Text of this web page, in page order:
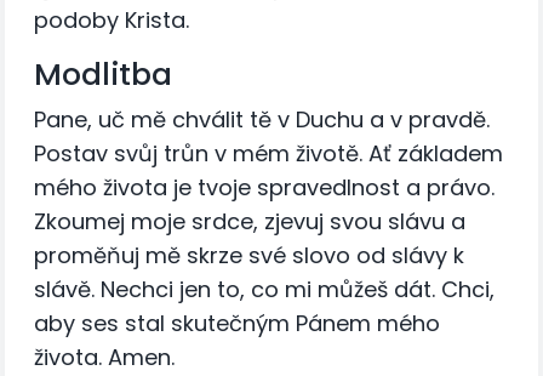
podoby Krista.
Modlitba
Pane, uč mě chválit tě v Duchu a v pravdě.
Postav svůj trůn v mém životě. Ať základem
mého života je tvoje spravedlnost a právo.
Zkoumej moje srdce, zjevuj svou slávu a
proměňuj mě skrze své slovo od slávy k
slávě. Nechci jen to, co mi můžeš dát. Chci,
aby ses stal skutečným Pánem mého
života. Amen.